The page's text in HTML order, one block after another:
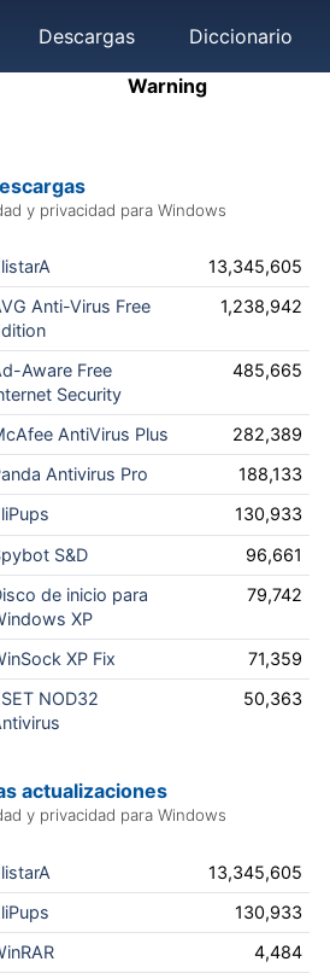
Warning
Descargas Diccionario
y privacidad para Windows
13,345,605
Anti-Virus Free
1,238,942
Aware Free
Security
485,665
AntiVirus Plus
282,389
Antivirus Pro
188,133
130,933
S&D
96,661
de inicio para
XP
79,742
XP Fix
71,359
NOD32
50,363
actualizaciones
y privacidad para Windows
13,345,605
130,933
4,484